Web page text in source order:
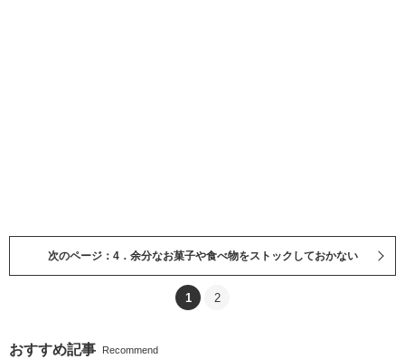
次のページ：4．余分なお菓子や食べ物をストックしておかない
1 2
おすすめ記事 Recommend